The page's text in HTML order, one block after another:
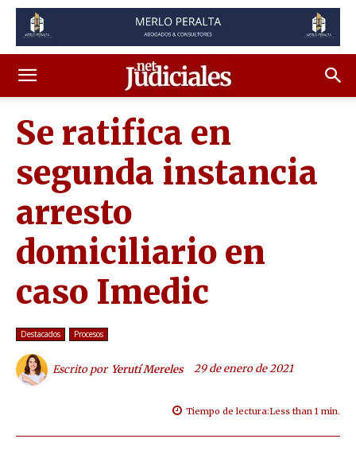
Se ratifica en
segunda instancia
arresto
domiciliario en
caso Imedic
Destacados Procesos
Escrito por Yerutí Mereles 29 de enero de 2021
Tiempo de lectura:Less than 1 min.